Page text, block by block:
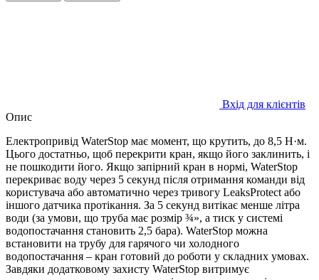
Вхід для клієнтів
Опис
Електропривід WaterStop має момент, що крутить, до 8,5 Н·м.
Цього достатньо, щоб перекрити кран, якщо його заклинить, і
не пошкодити його. Якщо запірний кран в нормі, WaterStop
перекриває воду через 5 секунд після отримання команди від
користувача або автоматично через тривогу LeaksProtect або
іншого датчика протікання. За 5 секунд витікає менше літра
води (за умови, що труба має розмір ¾», а тиск у системі
водопостачання становить 2,5 бара). WaterStop можна
встановити на трубу для гарячого чи холодного
водопостачання – кран готовий до роботи у складних умовах.
Завдяки додатковому захисту WaterStop витримує